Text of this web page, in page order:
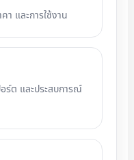
า และการใช้งาน
ร์ต และประสบการณ์